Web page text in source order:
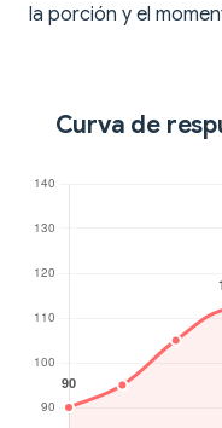
la porción y el
Curva de